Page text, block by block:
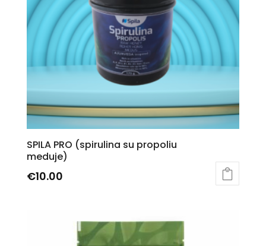
SPILA PRO (spirulina su propoliu
meduje)
€10.00